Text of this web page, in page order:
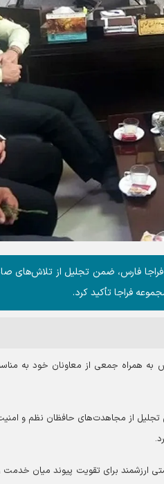
فارس، ضمن تجلیل از تلاش‌های
فراجا تأکید کرد.
همراه جمعی از معاونان خود به
تجلیل از مجاهدت‌های حافظان نظم و
ارزشمند برای تقویت پیوند میان